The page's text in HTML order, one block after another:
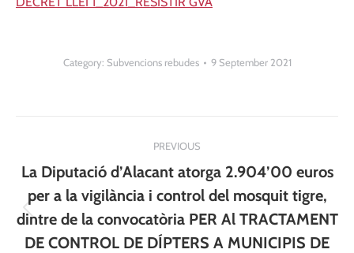
Category: Subvencions rebudes 9 September 2021
navigation
PREVIOUS
Previous
post:
La Diputació d’Alacant atorga 2.904’00 euros
per a la vigilància i control del mosquit tigre,
dintre de la convocatòria PER Al TRACTAMENT
DE CONTROL DE DÍPTERS A MUNICIPIS DE